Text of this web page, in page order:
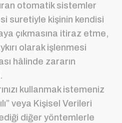
otomatik sistemler
suretiyle kişinin kendisi
çıkmasına itiraz etme,
olarak işlenmesi
hâlinde zararın
kullanmak istemeniz
veya Kişisel Verileri
diğer yöntemlerle